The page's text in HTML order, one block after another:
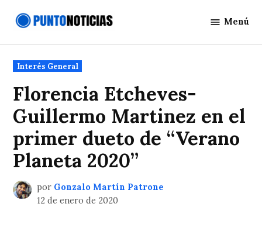
Noticias
Menú
Publicado
en
Interés General
Florencia Etcheves-
Guillermo Martinez en el
primer dueto de “Verano
Planeta 2020”
por Gonzalo Martín Patrone
12 de enero de 2020